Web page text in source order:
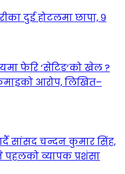
दुई होटलमा छापा, ९
फेरि ‘सेटिङ’को खेल ?
आरोप, लिखित–
सांसद चन्दन कुमार सिंह,
पहलको व्यापक प्रशंसा